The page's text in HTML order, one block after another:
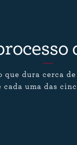
dura cerca
cada uma das